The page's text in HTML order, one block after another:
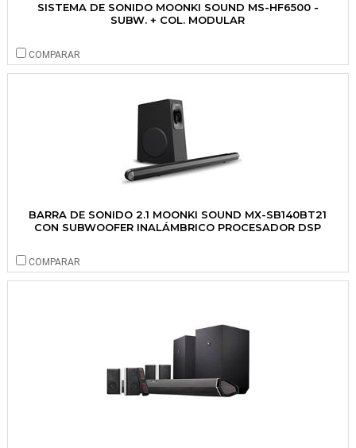
SISTEMA DE SONIDO MOONKI SOUND MS-HF6500 -
SUBW. + COL. MODULAR
COMPARAR
BARRA DE SONIDO 2.1 MOONKI SOUND MX-SB140BT21
CON SUBWOOFER INALÁMBRICO PROCESADOR DSP
COMPARAR